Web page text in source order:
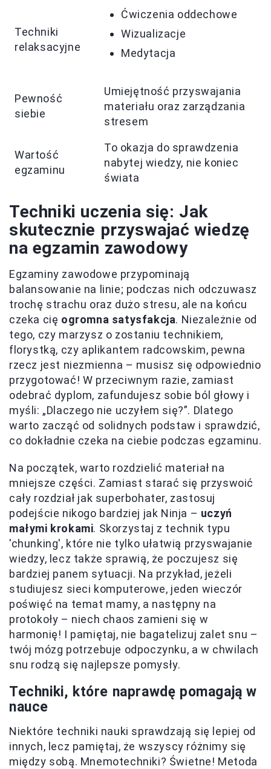
Techniki
relaksacyjne
Ćwiczenia oddechowe
Wizualizacje
Medytacja
Pewność
siebie
Umiejętność przyswajania
materiału oraz zarządzania
stresem
Wartość
egzaminu
To okazja do sprawdzenia
nabytej wiedzy, nie koniec
świata
Techniki uczenia się: Jak
skutecznie przyswajać wiedzę
na egzamin zawodowy
Egzaminy zawodowe przypominają
balansowanie na linie; podczas nich odczuwasz
trochę strachu oraz dużo stresu, ale na końcu
czeka cię ogromna satysfakcja. Niezależnie od
tego, czy marzysz o zostaniu technikiem,
florystką, czy aplikantem radcowskim, pewna
rzecz jest niezmienna – musisz się odpowiednio
przygotować! W przeciwnym razie, zamiast
odebrać dyplom, zafundujesz sobie ból głowy i
myśli: „Dlaczego nie uczyłem się?”. Dlatego
warto zacząć od solidnych podstaw i sprawdzić,
co dokładnie czeka na ciebie podczas egzaminu.
Na początek, warto rozdzielić materiał na
mniejsze części. Zamiast starać się przyswoić
cały rozdział jak superbohater, zastosuj
podejście nikogo bardziej jak Ninja – uczyń
małymi krokami. Skorzystaj z technik typu
'chunking', które nie tylko ułatwią przyswajanie
wiedzy, lecz także sprawią, że poczujesz się
bardziej panem sytuacji. Na przykład, jeżeli
studiujesz sieci komputerowe, jeden wieczór
poświęć na temat mamy, a następny na
protokoły – niech chaos zamieni się w
harmonię! I pamiętaj, nie bagatelizuj zalet snu –
twój mózg potrzebuje odpoczynku, a w chwilach
snu rodzą się najlepsze pomysły.
Techniki, które naprawdę pomagają w
nauce
Niektóre techniki nauki sprawdzają się lepiej od
innych, lecz pamiętaj, że wszyscy różnimy się
między sobą. Mnemotechniki? Świetne! Metoda